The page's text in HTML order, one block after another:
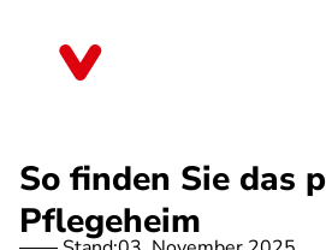
So finden Sie das
Pflegeheim